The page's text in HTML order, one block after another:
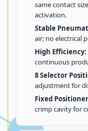
same contact
activation.
Stable
air; no electrical
High Efficiency:
continuous
8 Selector
adjustment for
Fixed
crimp cavity for